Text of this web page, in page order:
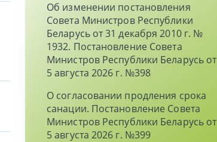
Об изменении постановления
Совета Министров Республики
Беларусь от 31 декабря 2010 г. №
1932. Постановление Совета
Министров Республики Беларусь от
5 августа 2026 г. №398
О согласовании продления срока
санации. Постановление Совета
Министров Республики Беларусь от
5 августа 2026 г. №399